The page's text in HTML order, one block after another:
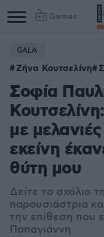
Games
GALA
Ζήνα Κουτσελίνη
Σοφία
με
εκείνη
θύτη μου
Δείτε το σχόλιο
παρουσιάστρια
την επίθεση που
Παπαγιάννη